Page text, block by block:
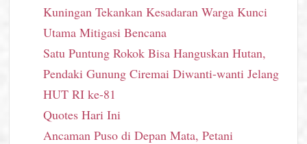
Kuningan Tekankan Kesadaran Warga Kunci
Utama Mitigasi Bencana
Satu Puntung Rokok Bisa Hanguskan Hutan,
Pendaki Gunung Ciremai Diwanti-wanti Jelang
HUT RI ke-81
Quotes Hari Ini
Ancaman Puso di Depan Mata, Petani